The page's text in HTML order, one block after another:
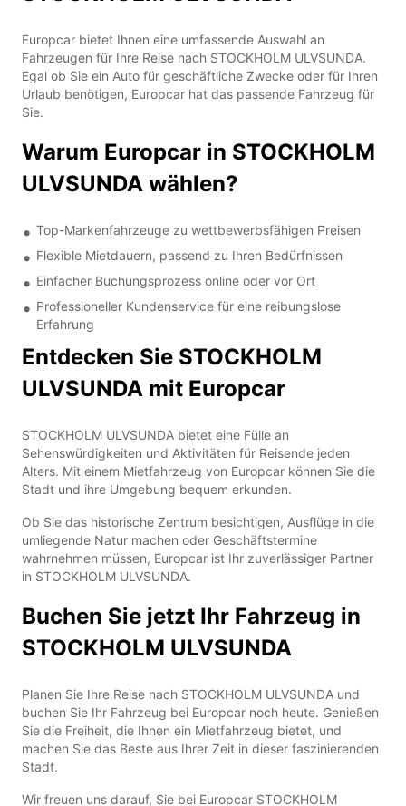
Europcar bietet Ihnen eine umfassende Auswahl an
Fahrzeugen für Ihre Reise nach STOCKHOLM ULVSUNDA.
Egal ob Sie ein Auto für geschäftliche Zwecke oder für Ihren
Urlaub benötigen, Europcar hat das passende Fahrzeug für
Sie.
Warum Europcar in STOCKHOLM
ULVSUNDA wählen?
Top-Markenfahrzeuge zu wettbewerbsfähigen Preisen
Flexible Mietdauern, passend zu Ihren Bedürfnissen
Einfacher Buchungsprozess online oder vor Ort
Professioneller Kundenservice für eine reibungslose
Erfahrung
Entdecken Sie STOCKHOLM
ULVSUNDA mit Europcar
STOCKHOLM ULVSUNDA bietet eine Fülle an
Sehenswürdigkeiten und Aktivitäten für Reisende jeden
Alters. Mit einem Mietfahrzeug von Europcar können Sie die
Stadt und ihre Umgebung bequem erkunden.
Ob Sie das historische Zentrum besichtigen, Ausflüge in die
umliegende Natur machen oder Geschäftstermine
wahrnehmen müssen, Europcar ist Ihr zuverlässiger Partner
in STOCKHOLM ULVSUNDA.
Buchen Sie jetzt Ihr Fahrzeug in
STOCKHOLM ULVSUNDA
Planen Sie Ihre Reise nach STOCKHOLM ULVSUNDA und
buchen Sie Ihr Fahrzeug bei Europcar noch heute. Genießen
Sie die Freiheit, die Ihnen ein Mietfahrzeug bietet, und
machen Sie das Beste aus Ihrer Zeit in dieser faszinierenden
Stadt.
Wir freuen uns darauf, Sie bei Europcar STOCKHOLM